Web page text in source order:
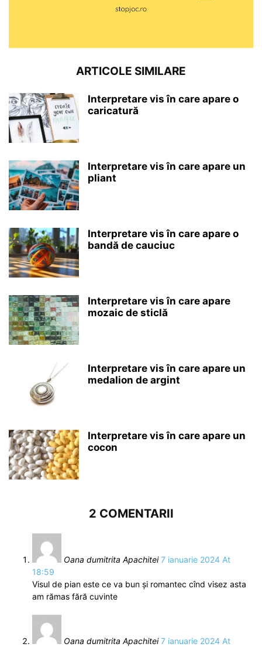
ARTICOLE SIMILARE
Interpretare vis în care apare o
caricatură
Interpretare vis în care apare un
pliant
Interpretare vis în care apare o
bandă de cauciuc
Interpretare vis în care apare
mozaic de sticlă
Interpretare vis în care apare un
medalion de argint
Interpretare vis în care apare un
cocon
2 COMENTARII
Oana dumitrita Apachitei 7 ianuarie 2024 At
18:59
Visul de pian este ce va bun și romantec cînd visez asta
am rămas fără cuvinte
Oana dumitrita Apachitei 7 ianuarie 2024 At